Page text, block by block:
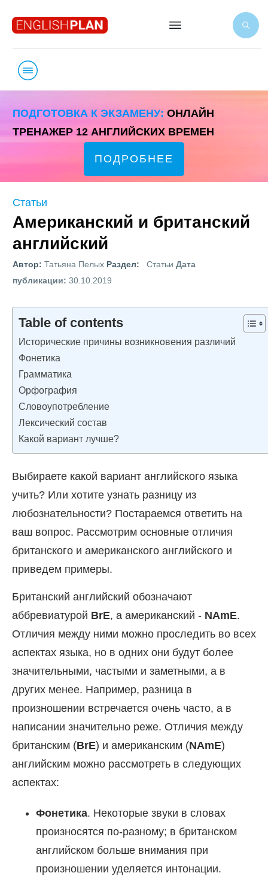
ПОДГОТОВКА К ЭКЗАМЕНУ: ОНЛАЙН
ТРЕНАЖЕР 12 АНГЛИЙСКИХ ВРЕМЕН
ПОДРОБНЕЕ
Статьи
Американский и британский
английский
Автор: Татьяна Пелых Раздел: Статьи Дата
публикации: 30.10.2019
Table of contents
Исторические причины возникновения различий
Фонетика
Грамматика
Орфография
Словоупотребление
Лексический состав
Какой вариант лучше?
Выбираете какой вариант английского языка
учить? Или хотите узнать разницу из
любознательности? Постараемся ответить на
ваш вопрос. Рассмотрим основные отличия
британского и американского английского и
приведем примеры.
Британский английский обозначают
аббревиатурой BrE, а американский - NAmE.
Отличия между ними можно проследить во всех
аспектах языка, но в одних они будут более
значительными, частыми и заметными, а в
других менее. Например, разница в
произношении встречается очень часто, а в
написании значительно реже. Отличия между
британским (BrE) и американским (NAmE)
английским можно рассмотреть в следующих
аспектах:
Фонетика. Некоторые звуки в словах
произносятся по-разному; в британском
английском больше внимания при
произношении уделяется интонации.